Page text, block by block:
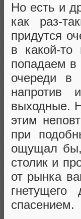
Но есть и
как раз-
придутся
в какой-
попадаем в
очереди в
напротив
выходные.
этим
при
ощущал бы,
столик и
от рынка
гнетущего
спасением.